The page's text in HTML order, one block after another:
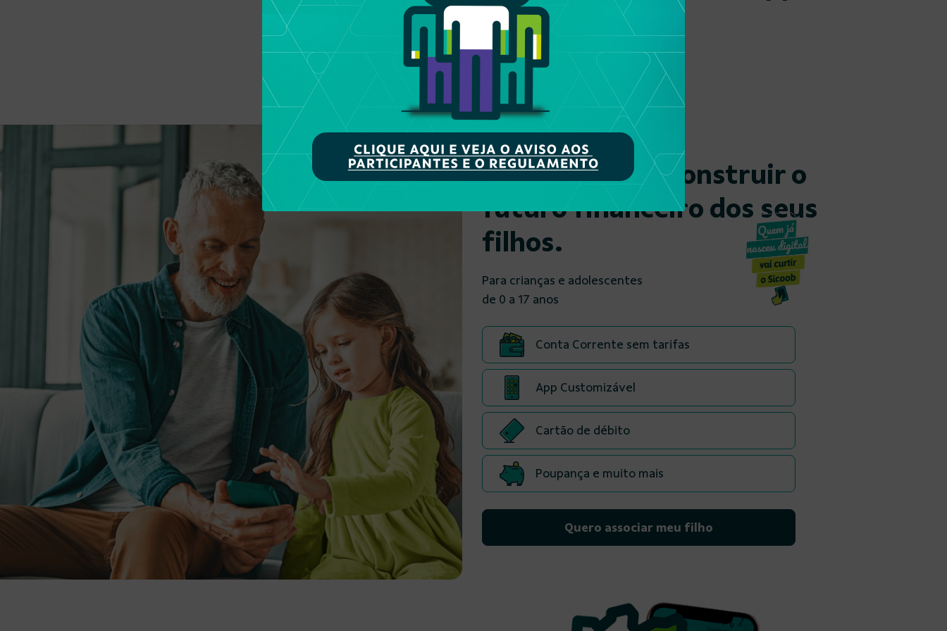
Sicoob.
Tenha o Sicoob na palma da sua mão
Comece hoje a construir o
futuro financeiro dos seus
filhos.
Para crianças e adolescentes
de 0 a 17 anos
Conta Corrente sem tarifas
App Customizável
Cartão de débito
Poupança e muito mais
Quero associar meu filho